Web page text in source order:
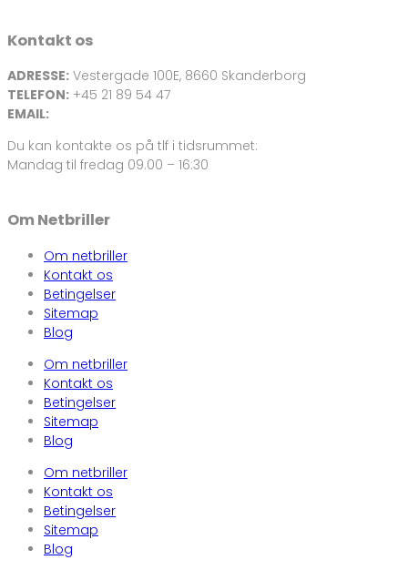
Kontakt os
ADRESSE: Vestergade 100E, 8660 Skanderborg
TELEFON: +45 21 89 54 47
EMAIL:
Du kan kontakte os på tlf i tidsrummet:
Mandag til fredag 09.00 – 16:30
Om Netbriller
Om netbriller
Kontakt os
Betingelser
Sitemap
Blog
Om netbriller
Kontakt os
Betingelser
Sitemap
Blog
Om netbriller
Kontakt os
Betingelser
Sitemap
Blog